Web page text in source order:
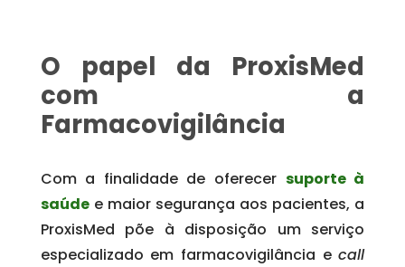
O papel da ProxisMed
com a
Farmacovigilância
Com a finalidade de oferecer suporte à
saúdee maior segurança aos pacientes, a
ProxisMed põe à disposição um serviço
especializado em farmacovigilância ecall